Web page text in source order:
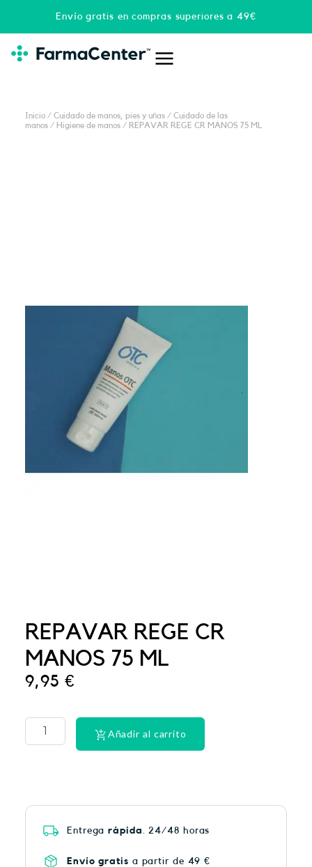
Envío gratis en compras superiores a 49€
Inicio / Cuidado de manos, pies y uñas / Cuidado de las
manos / Higiene de manos / REPAVAR REGE CR MANOS 75 ML
REPAVAR REGE CR
MANOS 75 ML
9,95 €
Roche
Posay
Anthelios
Añadir al carrito
Entregarápida . 24/48 horas
Envío gratis a partir de 49 €